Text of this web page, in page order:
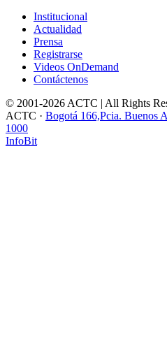
Institucional
Actualidad
Prensa
Registrarse
Videos OnDemand
Contáctenos
© 2001-2026 ACTC | All Rights
ACTC · Bogotá 166,Pcia. Buenos
1000
InfoBit